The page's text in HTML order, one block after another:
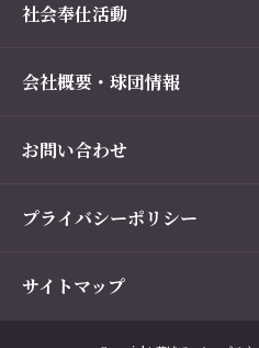
社会奉仕活動
会社概要・球団情報
お問い合わせ
プライバシーポリシー
サイトマップ